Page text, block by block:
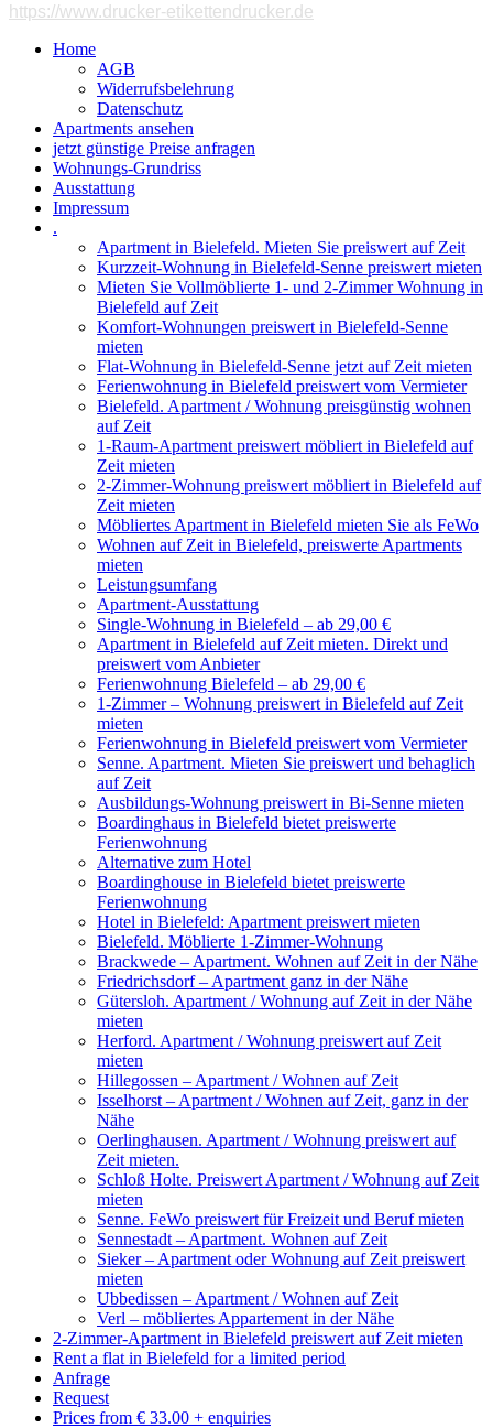
https://www.drucker-etikettendrucker.de
Home
AGB
Widerrufsbelehrung
Datenschutz
Apartments ansehen
jetzt günstige Preise anfragen
Wohnungs-Grundriss
Ausstattung
Impressum
.
Apartment in Bielefeld. Mieten Sie preiswert auf Zeit
Kurzzeit-Wohnung in Bielefeld-Senne preiswert mieten
Mieten Sie Vollmöblierte 1- und 2-Zimmer Wohnung in
Bielefeld auf Zeit
Komfort-Wohnungen preiswert in Bielefeld-Senne
mieten
Flat-Wohnung in Bielefeld-Senne jetzt auf Zeit mieten
Ferienwohnung in Bielefeld preiswert vom Vermieter
Bielefeld. Apartment / Wohnung preisgünstig wohnen
auf Zeit
1-Raum-Apartment preiswert möbliert in Bielefeld auf
Zeit mieten
2-Zimmer-Wohnung preiswert möbliert in Bielefeld auf
Zeit mieten
Möbliertes Apartment in Bielefeld mieten Sie als FeWo
Wohnen auf Zeit in Bielefeld, preiswerte Apartments
mieten
Leistungsumfang
Apartment-Ausstattung
Single-Wohnung in Bielefeld – ab 29,00 €
Apartment in Bielefeld auf Zeit mieten. Direkt und
preiswert vom Anbieter
Ferienwohnung Bielefeld – ab 29,00 €
1-Zimmer – Wohnung preiswert in Bielefeld auf Zeit
mieten
Ferienwohnung in Bielefeld preiswert vom Vermieter
Senne. Apartment. Mieten Sie preiswert und behaglich
auf Zeit
Ausbildungs-Wohnung preiswert in Bi-Senne mieten
Boardinghaus in Bielefeld bietet preiswerte
Ferienwohnung
Alternative zum Hotel
Boardinghouse in Bielefeld bietet preiswerte
Ferienwohnung
Hotel in Bielefeld: Apartment preiswert mieten
Bielefeld. Möblierte 1-Zimmer-Wohnung
Brackwede – Apartment. Wohnen auf Zeit in der Nähe
Friedrichsdorf – Apartment ganz in der Nähe
Gütersloh. Apartment / Wohnung auf Zeit in der Nähe
mieten
Herford. Apartment / Wohnung preiswert auf Zeit
mieten
Hillegossen – Apartment / Wohnen auf Zeit
Isselhorst – Apartment / Wohnen auf Zeit, ganz in der
Nähe
Oerlinghausen. Apartment / Wohnung preiswert auf
Zeit mieten.
Schloß Holte. Preiswert Apartment / Wohnung auf Zeit
mieten
Senne. FeWo preiswert für Freizeit und Beruf mieten
Sennestadt – Apartment. Wohnen auf Zeit
Sieker – Apartment oder Wohnung auf Zeit preiswert
mieten
Ubbedissen – Apartment / Wohnen auf Zeit
Verl – möbliertes Appartement in der Nähe
2-Zimmer-Apartment in Bielefeld preiswert auf Zeit mieten
Rent a flat in Bielefeld for a limited period
Anfrage
Request
Prices from € 33.00 + enquiries